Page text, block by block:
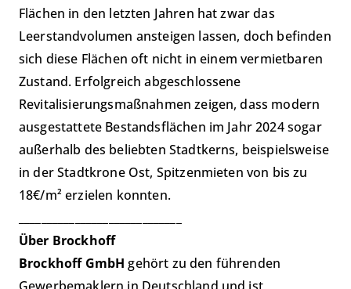
Flächen in den letzten Jahren hat zwar das
Leerstandvolumen ansteigen lassen, doch befinden
sich diese Flächen oft nicht in einem vermietbaren
Zustand. Erfolgreich abgeschlossene
Revitalisierungsmaßnahmen zeigen, dass modern
ausgestattete Bestandsflächen im Jahr 2024 sogar
außerhalb des beliebten Stadtkerns, beispielsweise
in der Stadtkrone Ost, Spitzenmieten von bis zu
18€/m² erzielen konnten.
Über Brockhoff
Brockhoff GmbH gehört zu den führenden